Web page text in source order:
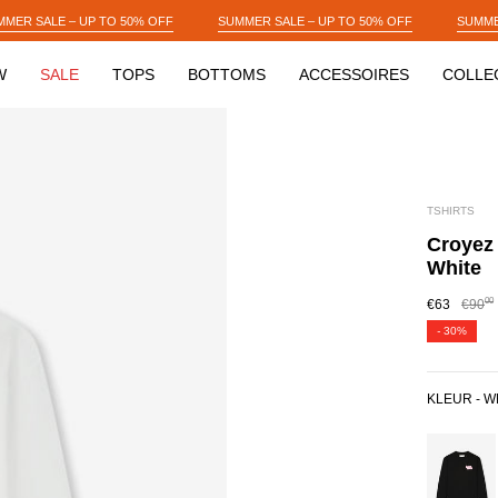
SUMMER SALE – UP TO 50% OFF SUMMER SALE – UP TO 50% OFF
SALE TOPS BOTTOMS ACCESSOIRES
TSHIRTS
Croyez
White
€63 €9000
- 30%
KLEUR -
BLACK